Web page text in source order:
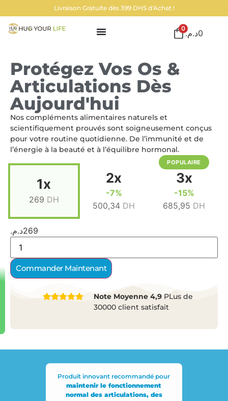
Livraison Gratuite dès 399 DHS d'Achat !
0 0د.م.
Protégez Vos Os &
Articulations Dès
Aujourd'hui
Nos compléments alimentaires naturels et
scientifiquement prouvés sont soigneusement conçus
pour votre routine quotidienne. De l’immunité et de
l’énergie à la beauté et à l’équilibre hormonal.
1x
269 DH
2x
-7%
500,34 DH
POPULAIRE
3x
-15%
685,95 DH
269د.م.
Commander Maintenant
Note Moyenne 4,9 PLus de
30000 client satisfait
Produit innovant recommandé pour
maintenir le fonctionnement
normal des articulations, des